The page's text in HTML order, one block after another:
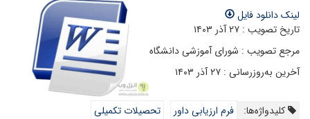
لینک دانلود فایل
تاریخ تصویب : ۲۷ آذر ۱۴۰۳
مرجع تصویب : شورای آموزشی دانشگاه
آخرین به‌روزرسانی : ۲۷ آذر ۱۴۰۳
کلیدواژه‌ها: فرم ارزیابی داور
تحصیلات تکمیلی